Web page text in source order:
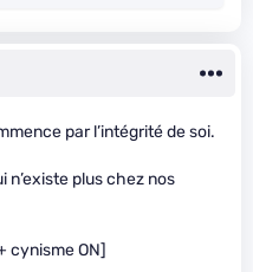
par l’intégrité de soi.
n’existe plus chez nos
cynisme ON]